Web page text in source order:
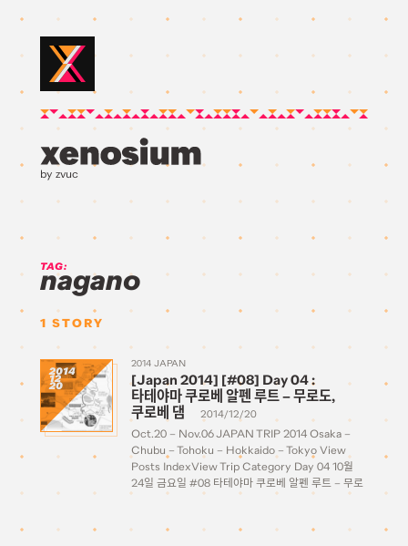
by zvuc
TAG:
nagano
1 STORY
2014
12
20
2014 JAPAN
[Japan 2014] [#08] Day 04 :
타테야마 쿠로베 알펜 루트 – 무로도,
쿠로베 댐
2014/12/20
Oct.20 – Nov.06 JAPAN TRIP 2014 Osaka –
Chubu – Tohoku – Hokkaido – Tokyo View
Posts IndexView Trip Category Day 04 10월
24일 금요일 #08 타테야마 쿠로베 알펜 루트 – 무로